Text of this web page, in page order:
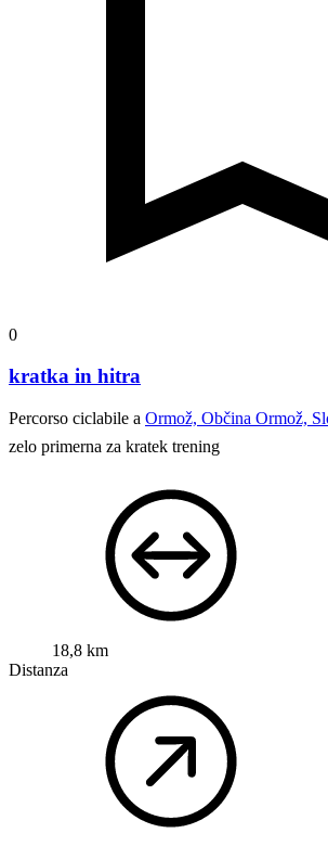
0
kratka in hitra
Percorso ciclabile a Ormož, Občina Ormož,
zelo primerna za kratek trening
18,8 km
Distanza